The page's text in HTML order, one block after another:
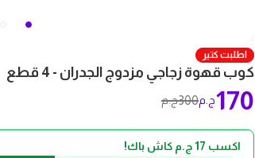
اطلبت كتير
كوب قهوة زجاجي مزدوج الجدران - 4 قطع
300ج.م 170ج.م
اكسب 17 ج.م كاش باك!